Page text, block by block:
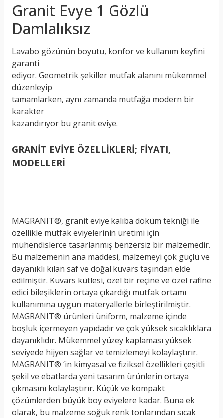
Granit Evye 1 Gözlü
Damlalıksız
Lavabo gözünün boyutu, konfor ve kullanım keyfini
garanti
ediyor. Geometrik şekiller mutfak alanını mükemmel
düzenleyip
tamamlarken, aynı zamanda mutfağa modern bir
karakter
kazandırıyor bu granit eviye.
GRANİT EVİYE ÖZELLİKLERİ; FİYATI,
MODELLERİ
MAGRANIT®, granit eviye kalıba döküm tekniği ile
özellikle mutfak eviyelerinin üretimi için
mühendislerce tasarlanmış benzersiz bir malzemedir.
Bu malzemenin ana maddesi, malzemeyi çok güçlü ve
dayanıklı kılan saf ve doğal kuvars taşından elde
edilmiştir. Kuvars kütlesi, özel bir reçine ve özel rafine
edici bileşiklerin ortaya çıkardığı mutfak ortamı
kullanımına uygun materyallerle birleştirilmiştir.
MAGRANIT® ürünleri üniform, malzeme içinde
boşluk içermeyen yapıdadır ve çok yüksek sıcaklıklara
dayanıklıdır. Mükemmel yüzey kaplaması yüksek
seviyede hijyen sağlar ve temizlemeyi kolaylaştırır.
MAGRANIT® ‘in kimyasal ve fiziksel özellikleri çeşitli
şekil ve ebatlarda yeni tasarım ürünlerin ortaya
çıkmasını kolaylaştırır. Küçük ve kompakt
çözümlerden büyük boy eviyelere kadar. Buna ek
olarak, bu malzeme soğuk renk tonlarından sıcak